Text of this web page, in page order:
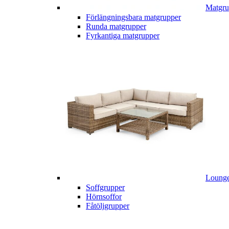
Förlängningsbara matgrupper
Runda matgrupper
Fyrkantiga matgrupper
Soffgrupper
Hörnsoffor
Fåtöljgrupper